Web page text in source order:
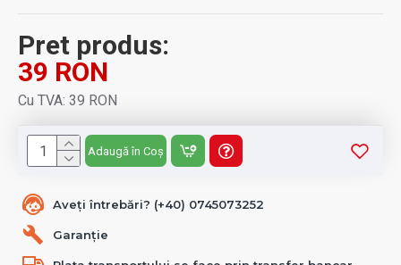
Aveți întrebări? (+40) 0745073252
Garanție
Pret produs:
39 RON
Cu TVA: 39 RON
Adaugă în Coș